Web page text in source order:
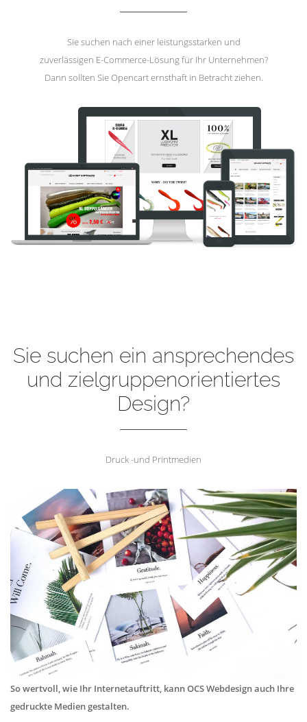
Sie suchen nach einer leistungsstarken und
zuverlässigen E-Commerce-Lösung für Ihr Unternehmen?
Dann sollten Sie Opencart ernsthaft in Betracht ziehen.
Sie suchen ein ansprechendes
und zielgruppenorientiertes
Design?
Druck -und Printmedien
So wertvoll, wie Ihr Internetauftritt, kann OCS Webdesign auch Ihre
gedruckte Medien gestalten.